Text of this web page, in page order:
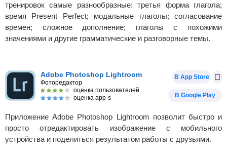
тренировок самые разнообразные: третья форма глагола;
время Present Perfect; модальные глаголы; согласование
времен; сложное дополнение; глаголы с похожими
значениями и другие грамматические и разговорные темы.
Adobe Photoshop Lightroom
Фоторедактор
оценка пользователей
оценка app-s
В App Store
В Google Play
Приложение Adobe Photoshop Lightroom позволит быстро и
просто отредактировать изображение с мобильного
устройства и поделиться результатом работы с друзьями.